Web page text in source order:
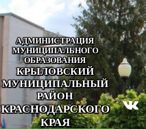
АДМИНИСТРАЦИЯ
МУНИЦИПАЛЬНОГО
ОБРАЗОВАНИЯ
КРЫЛОВСКИЙ
МУНИЦИПАЛЬНЫЙ
РАЙОН
КРАСНОДАРСКОГО
КРАЯ